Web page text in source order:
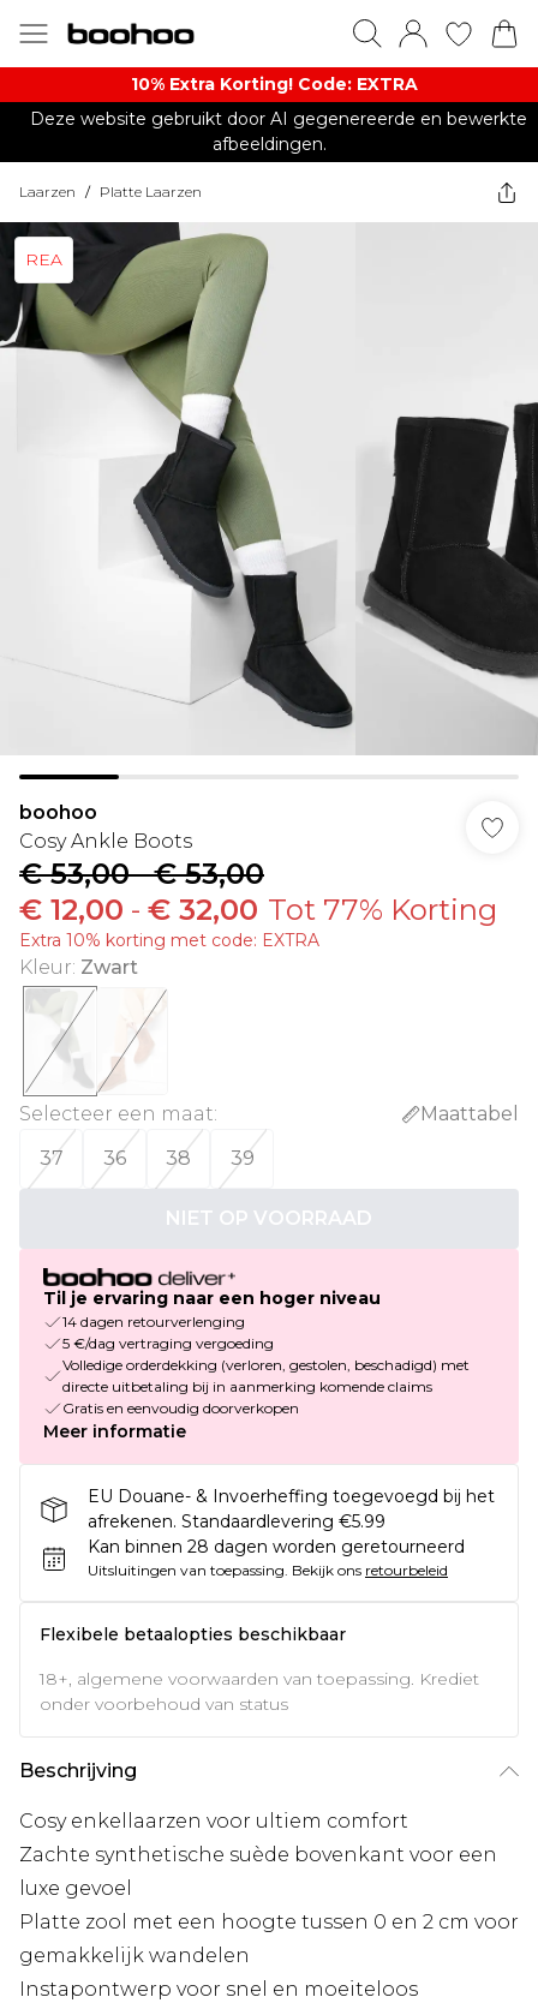
10% Extra Korting! Code: EXTRA​
Deze website gebruikt door AI gegenereerde en bewerkte
afbeeldingen.
Laarzen / Platte Laarzen
REA
boohoo
Cosy Ankle Boots
€ 53,00-€ 53,00
€ 12,00 - € 32,00 Tot 77% Korting
Extra 10% korting met code: EXTRA
Kleur: Zwart
Selecteer een maat:
Maattabel
37
36 38 39
NIET OP VOORRAAD
Til je ervaring naar een hoger niveau
14 dagen retourverlenging
5 €/dag vertraging vergoeding
Volledige orderdekking (verloren, gestolen, beschadigd) met
directe uitbetaling bij in aanmerking komende claims
Gratis en eenvoudig doorverkopen
Meer informatie
EU Douane- & Invoerheffing toegevoegd bij het
afrekenen. Standaardlevering €5.99
Kan binnen 28 dagen worden geretourneerd
Uitsluitingen van toepassing. Bekijk ons retourbeleid
Flexibele betaalopties beschikbaar
18+, algemene voorwaarden van toepassing. Krediet
onder voorbehoud van status
Beschrijving
Cosy enkellaarzen voor ultiem comfort
Zachte synthetische suède bovenkant voor een
luxe gevoel
Platte zool met een hoogte tussen 0 en 2 cm voor
gemakkelijk wandelen
Instapontwerp voor snel en moeiteloos